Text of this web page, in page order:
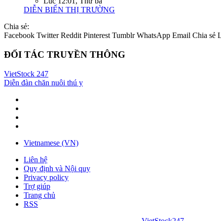
DIỄN BIẾN THỊ TRƯỜNG
Chia sẻ:
Facebook Twitter Reddit Pinterest Tumblr WhatsApp Email Chia sẻ
ĐỐI TÁC TRUYỀN THÔNG
VietStock 247
Diễn đàn chăn nuôi thú y
Vietnamese (VN)
Liên hệ
Quy định và Nội quy
Privacy policy
Trợ giúp
Trang chủ
RSS